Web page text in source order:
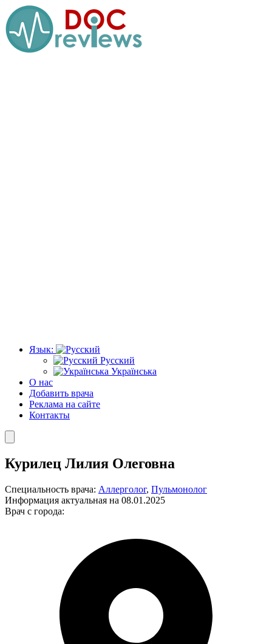
Перейти
к
содержимому
Язык:
Русский
Українська
О нас
Добавить врача
Реклама на сайте
Контакты
Курилец Лилия Олеговна
Специальность врача: Аллерголог, Пульмонолог
Информация актуальная на 08.01.2025
Врач с города: